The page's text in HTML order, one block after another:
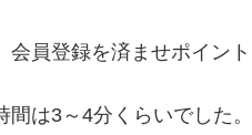
員登録を済ませポイント
は3～4分くらいでした。